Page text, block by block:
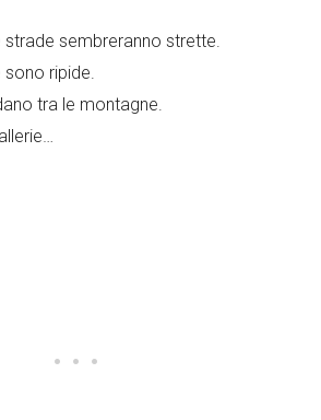
strade sembreranno strette.
sono ripide.
tra le montagne.